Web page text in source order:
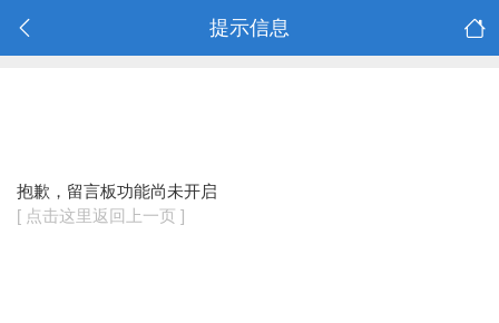
提示信息
抱歉，留言板功能尚未开启
[ 点击这里返回上一页 ]